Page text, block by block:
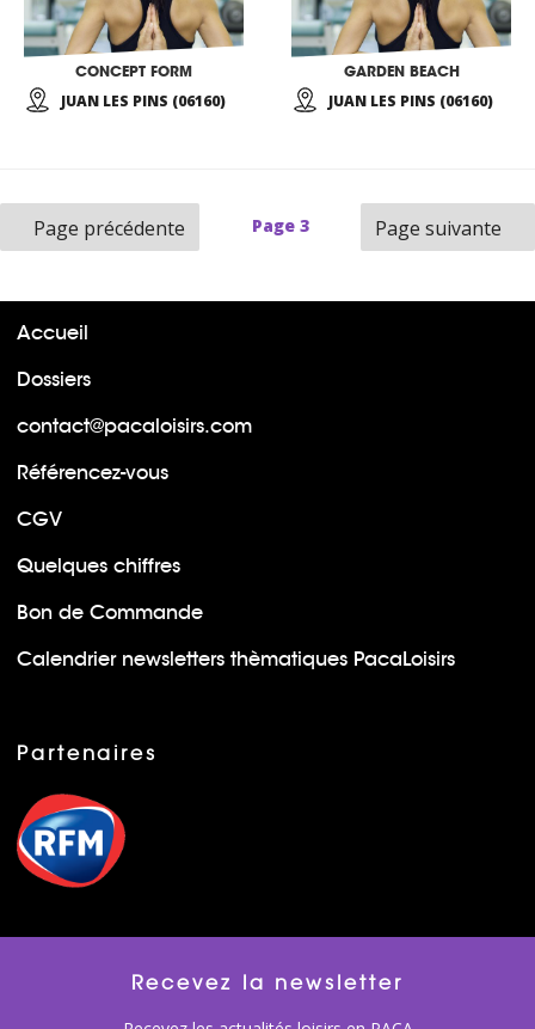
CONCEPT FORM
JUAN LES PINS (06160)
GARDEN BEACH
JUAN LES PINS (06160)
Page précédente Page 3 Page suivante
Accueil
Dossiers
contact@pacaloisirs.com
Référencez-vous
CGV
Quelques chiffres
Bon de Commande
Calendrier newsletters thèmatiques PacaLoisirs
Partenaires
Recevez la newsletter